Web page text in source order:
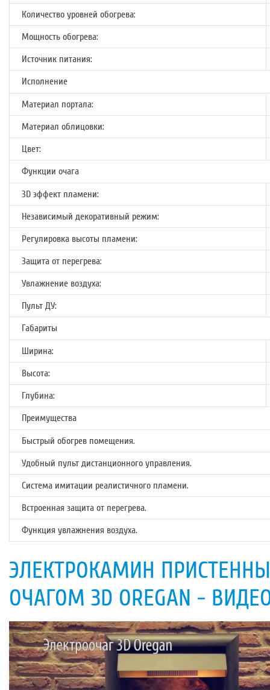
Количество уровней обогрева:
Мощность обогрева:
Источник питания:
Исполнение
Материал портала:
Материал облицовки:
Цвет:
Функции очага
3D эффект пламени:
Независимый декоративный режим:
Регулировка высоты пламени:
Защита от перегрева:
Увлажнение воздуха:
Пульт ДУ:
Габариты
Ширина:
Высота:
Глубина:
Преимущества
Быстрый обогрев помещения.
Удобный пульт дистанционного управления.
Система имитации реалистичного пламени.
Встроенная защита от перегрева.
Функция увлажнения воздуха.
ЭЛЕКТРОКАМИН ПРИСТЕННЫЙ
ОЧАГОМ 3D OREGAN -